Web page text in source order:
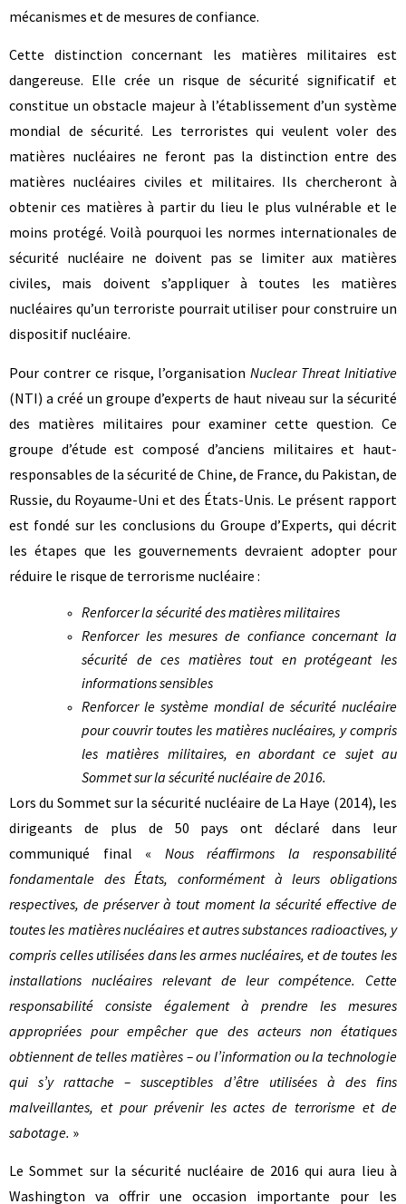
mécanismes et de mesures de confiance.
Cette distinction concernant les matières militaires est
dangereuse. Elle crée un risque de sécurité significatif et
constitue un obstacle majeur à l’établissement d’un système
mondial de sécurité. Les terroristes qui veulent voler des
matières nucléaires ne feront pas la distinction entre des
matières nucléaires civiles et militaires. Ils chercheront à
obtenir ces matières à partir du lieu le plus vulnérable et le
moins protégé. Voilà pourquoi les normes internationales de
sécurité nucléaire ne doivent pas se limiter aux matières
civiles, mais doivent s’appliquer à toutes les matières
nucléaires qu’un terroriste pourrait utiliser pour construire un
dispositif nucléaire.
Pour contrer ce risque, l’organisationNuclear Threat Initiative
(NTI) a créé un groupe d’experts de haut niveau sur la sécurité
des matières militaires pour examiner cette question. Ce
groupe d’étude est composé d’anciens militaires et haut-
responsables de la sécurité de Chine, de France, du Pakistan, de
Russie, du Royaume-Uni et des États-Unis. Le présent rapport
est fondé sur les conclusions du Groupe d’Experts, qui décrit
les étapes que les gouvernements devraient adopter pour
réduire le risque de terrorisme nucléaire :
Renforcer la sécurité des matières militaires
Renforcer les mesures de confiance concernant la
sécurité de ces matières tout en protégeant les
informations sensibles
Renforcer le système mondial de sécurité nucléaire
pour couvrir toutes les matières nucléaires, y compris
les matières militaires, en abordant ce sujet au
Sommet sur la sécurité nucléaire de 2016.
Lors du Sommet sur la sécurité nucléaire de La Haye (2014), les
dirigeants de plus de 50 pays ont déclaré dans leur
communiqué final « Nous réaffirmons la responsabilité
fondamentale des États, conformément à leurs obligations
respectives, de préserver à tout moment la sécurité effective de
toutes les matières nucléaires et autres substances radioactives, y
compris celles utilisées dans les armes nucléaires, et de toutes les
installations nucléaires relevant de leur compétence. Cette
responsabilité consiste également à prendre les mesures
appropriées pour empêcher que des acteurs non étatiques
obtiennent de telles matières – ou l’information ou la technologie
qui s’y rattache – susceptibles d’être utilisées à des fins
malveillantes, et pour prévenir les actes de terrorisme et de
sabotage. »
Le Sommet sur la sécurité nucléaire de 2016 qui aura lieu à
Washington va offrir une occasion importante pour les